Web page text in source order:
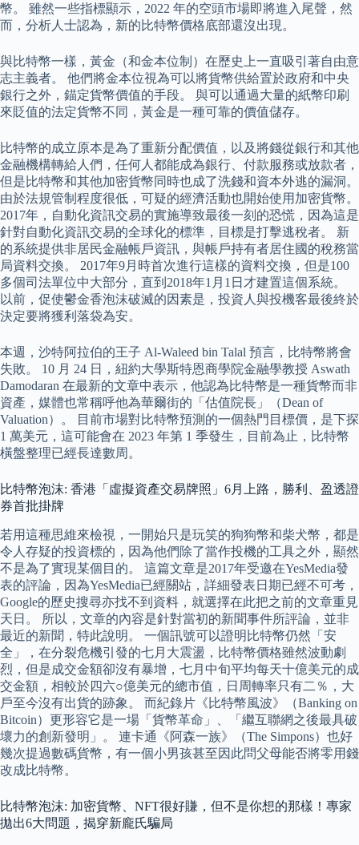
幣。 雖然一些指標顯示，2022 年的空頭市場即將進入尾聲，然
而，分析人士認為，新的比特幣價格底部還沒出現。
與比特幣一樣，黃金（和金本位制）在歷史上一直吸引著自由意
志主義者。 他們將金本位視為可以將貨幣供給置於政府和中央
銀行之外，錨定貨幣價值的手段。 與可以通過大量的紙幣印刷
來貶值的法定貨幣不同，黃金是一種可靠的價值儲存。
比特幣的成立原本是為了重新分配價值，以及將錢從銀行和其他
金融機構轉給人們，任何人都能成為銀行、付款服務或放款者，
但是比特幣和其他加密貨幣同時也成了洗錢和資本外逃的漏洞。
由於法規管制程度很低，可疑的經濟活動也開始使用加密貨幣。
2017年，自動化資訊交易的實施導致最後一刻的恐慌，因為這是
針對自動化資訊交易的全球化的標準，目標是打擊逃稅者。 新
的系統提供非居民金融帳戶資訊，與帳戶持有者居住國的稅務當
局資料交換。 2017年9月時首次進行這樣的資料交換，但是100
多個司法單位中大部分，直到2018年1月1日才建置這個系統。
以前，促使鬱金香泡沫破滅的因素是，投資人與投機客最後終於
決定要將獲利落袋為安。
本週，沙特阿拉伯的王子 Al-Waleed bin Talal 預言，比特幣將會
失敗。 10 月 24 日，紐約大學斯特恩商學院金融學教授 Aswath
Damodaran 在最新的文章中表示，他認為比特幣是一種貨幣而非
資產，媒體也常稱呼他為華爾街的「估值院長」（Dean of
Valuation）。 目前市場對比特幣預測的一個熱門目標價，是下探
1 萬美元，這可能會在 2023 年第 1 季發生，目前為止，比特幣
橫盤整理已經長達數周。
比特幣泡沫: 香港「虛擬資產交易牌照」6月上路，勝利、盈透證
券首批掛牌
若用這種思維來檢視，一開始只是玩笑的狗狗幣和柴犬幣，都是
令人存疑的投資標的，因為他們除了當作投機的工具之外，顯然
不是為了實現某個目的。 這篇文章是2017年受邀在YesMedia發
表的評論，因為YesMedia已經關站，詳細發表日期已經不可考，
Google的歷史搜尋亦找不到資料，就選擇在此把之前的文章重見
天日。 所以，文章的內容是針對當初的新聞事件所評論，並非
最近的新聞，特此說明。 一個訊號可以證明比特幣仍然「安
全」，在分裂危機引發的七月大震盪，比特幣價格雖然波動劇
烈，但是成交金額卻沒有暴增，七月中旬平均每天十億美元的成
交金額，相較於四六○億美元的總市值，日周轉率只有二％，大
戶至今沒有出貨的跡象。 而紀錄片《比特幣風波》（Banking on
Bitcoin）更形容它是一場「貨幣革命」、「繼互聯網之後最具破
壞力的創新發明」。 連卡通《阿森一族》（The Simpons）也好
幾次提過數碼貨幣，有一個小男孩甚至因此問父母能否將零用錢
改成比特幣。
比特幣泡沫: 加密貨幣、NFT很好賺，但不是你想的那樣！專家
拋出6大問題，揭穿新龐氏騙局